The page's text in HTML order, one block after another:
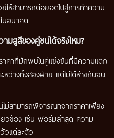
ห้สามารถต่อยอดไปสู่การทำความ
นอนาคต
สูสีของคู่ชนได้จริงไหม?
าคาที่มักพบในคู่แข่งขันที่มีความแตก
หว่างทั้งสองฝ่าย แต่ไม่ได้ห่างกันจน
ม่สามารถพิจารณาจากราคาเพียง
ยวข้อง เช่น ฟอร์มล่าสุด ความ
วแต่ละตัว